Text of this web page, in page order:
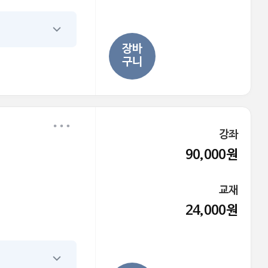
장바
구니
강좌
90,000원
교재
24,000원